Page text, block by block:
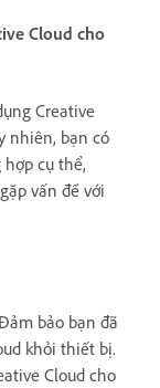
Cloud cho
Creative
nhiên, bạn có
cụ thể,
vấn đề với
bảo bạn đã
khỏi thiết bị.
Cloud cho